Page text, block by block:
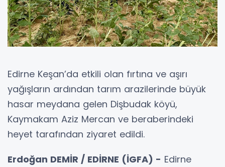
Edirne Keşan’da etkili olan fırtına ve aşırı
yağışların ardından tarım arazilerinde büyük
hasar meydana gelen Dişbudak köyü,
Kaymakam Aziz Mercan ve beraberindeki
heyet tarafından ziyaret edildi.
Erdoğan DEMİR / EDİRNE (İGFA) - Edirne